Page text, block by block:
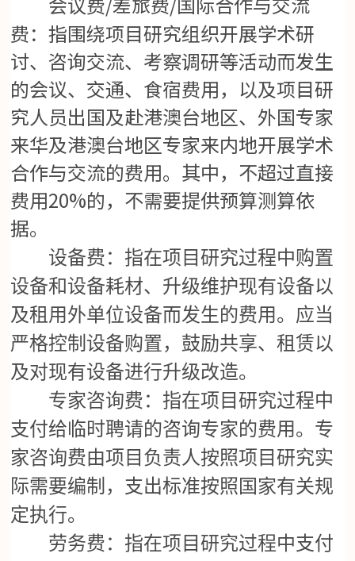
会议费
费：指围绕项目研究组织开展学术研
讨、咨询交流、考察调研等活动而发生
的会议、交通、食宿费用，以及项目研
究人员出国及赴港澳台地区、外国专家
来华及港澳台地区专家来内地开展学术
合作与交流的费用。其中，不超过直接
费用20%的，不需要提供预算测算依
据。
设备费：指在项目研究过程中购置
设备和设备耗材、升级维护现有设备以
及租用外单位设备而发生的费用。应当
严格控制设备购置，鼓励共享、租赁以
及对现有设备进行升级改造。
专家咨询费：指在项目研究过程中
支付给临时聘请的咨询专家的费用。专
家咨询费由项目负责人按照项目研究实
际需要编制，支出标准按照国家有关规
定执行。
劳务费：指在项目研究过程中支付